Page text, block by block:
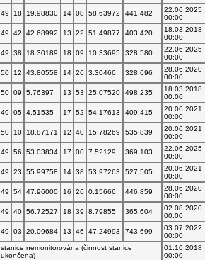
49 18 19.98830 14 08 58.63972 441.482
22.06.2025
00:00
49 42 42.68992 13 22 51.49877 403.420
18.03.2018
00:00
49 38 18.30189 18 09 10.33695 328.580
22.06.2025
00:00
50 12 43.80558 14 26 3.30466 328.696
28.06.2020
00:00
50 09 5.76397 13 53 25.07520 498.235
18.03.2018
00:00
49 05 4.51535 17 52 54.17613 409.415
20.06.2021
00:00
50 10 18.87171 12 40 15.78269 535.839
20.06.2021
00:00
49 56 53.03834 17 00 7.52129 369.103
22.06.2025
00:00
49 23 55.99758 14 38 53.97263 527.505
20.06.2021
00:00
49 54 47.96000 16 26 0.15666 446.859
28.06.2020
00:00
49 40 56.72527 18 39 8.79855 365.604
02.08.2020
00:00
49 03 20.09684 13 46 47.24993 743.699
03.07.2022
00:00
stanice nemonitorována (činnost stanice
ukončena)
01.10.2018
00:00